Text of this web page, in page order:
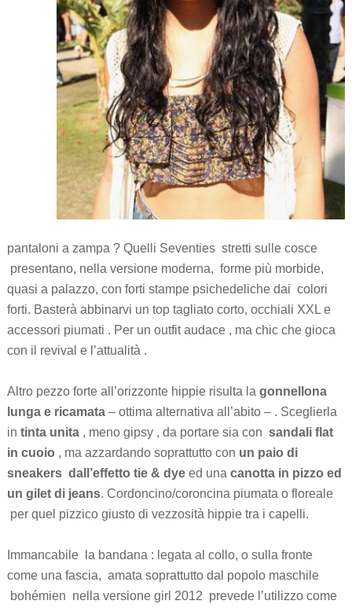
pantaloni a zampa ? Quelli Seventies stretti sulle cosce
presentano, nella versione moderna, forme più morbide,
quasi a palazzo, con forti stampe psichedeliche dai colori
forti. Basterà abbinarvi un top tagliato corto, occhiali XXL e
accessori piumati . Per un outfit audace , ma chic che gioca
con il revival e l’attualità .
Altro pezzo forte all’orizzonte hippie risulta la gonnellona
lunga e ricamata– ottima alternativa all’abito – . Sceglierla
in tinta unita, meno gipsy , da portare sia con sandali flat
in cuoio , ma azzardando soprattutto con un paio di
sneakers dall’effetto tie & dyeed una canotta in pizzo ed
un gilet di jeans. Cordoncino/coroncina piumata o floreale
per quel pizzico giusto di vezzosità hippie tra i capelli.
Immancabile
la bandana : legata al collo, o sulla fronte
come una fascia, amata soprattutto dal popolo maschile
bohémien nella versione girl 2012 prevede l’utilizzo come